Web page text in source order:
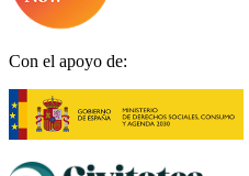
Con el apoyo de: